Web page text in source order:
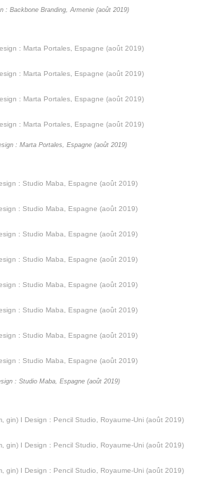
: Backbone Branding, Armenie (août 2019)
: Marta Portales, Espagne (août 2019)
: Studio Maba, Espagne (août 2019)